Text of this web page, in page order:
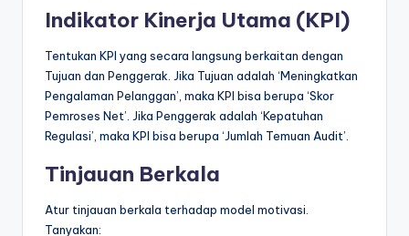
Indikator Kinerja Utama (KPI)
Tentukan KPI yang secara langsung berkaitan dengan
Tujuan dan Penggerak. Jika Tujuan adalah ‘Meningkatkan
Pengalaman Pelanggan’, maka KPI bisa berupa ‘Skor
Pemroses Net’. Jika Penggerak adalah ‘Kepatuhan
Regulasi’, maka KPI bisa berupa ‘Jumlah Temuan Audit’.
Tinjauan Berkala
Atur tinjauan berkala terhadap model motivasi.
Tanyakan: